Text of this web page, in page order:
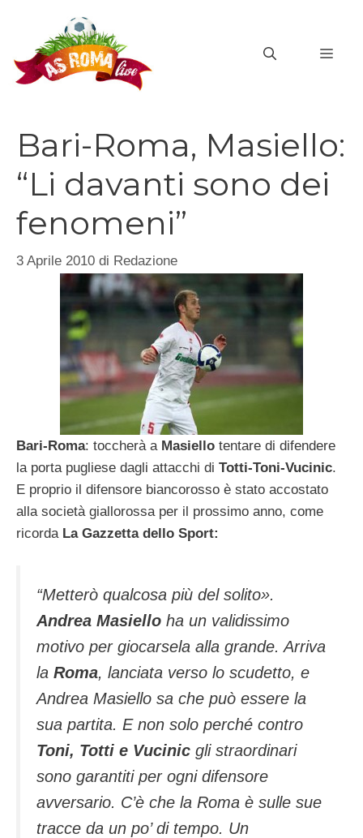
contenuto
Bari-Roma, Masiello:
“Li davanti sono dei
fenomeni”
3 Aprile 2010 di Redazione
Bari-Roma: toccherà a Masiello tentare di difendere
la porta pugliese dagli attacchi di Totti-Toni-Vucinic.
E proprio il difensore biancorosso è stato accostato
alla società giallorossa per il prossimo anno, come
ricorda La Gazzetta dello Sport:
“Metterò qualcosa più del solito».
Andrea Masiello ha un validissimo
motivo per giocarsela alla grande. Arriva
la Roma, lanciata verso lo scudetto, e
Andrea Masiello sa che può essere la
sua partita. E non solo perché contro
Toni, Totti e Vucinic gli straordinari
sono garantiti per ogni difensore
avversario. C’è che la Roma è sulle sue
tracce da un po’ di tempo. Un